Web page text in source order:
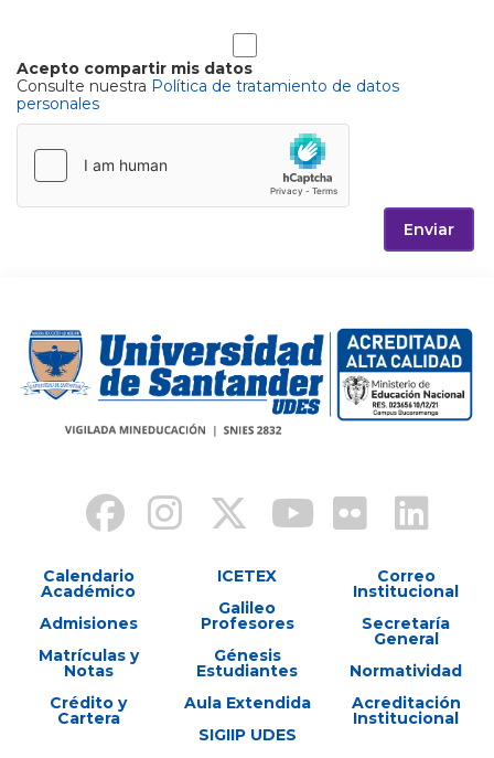
Acepto compartir mis datos
Consulte nuestra Política de tratamiento de datos
personales
Enviar
Calendario
Académico
Admisiones
Matrículas y
Notas
Crédito y
Cartera
ICETEX
Galileo
Profesores
Génesis
Estudiantes
Aula Extendida
SIGIIP UDES
Correo
Institucional
Secretaría
General
Normatividad
Acreditación
Institucional